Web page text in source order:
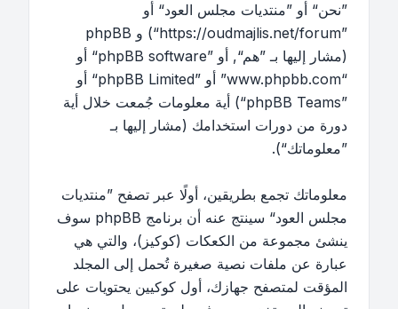
”نحن“ أو ”منتديات مجلس العود“ أو
”https://oudmajlis.net/forum“) و phpBB
(مشار إليها بـ ”هم“, أو ”phpBB software“ أو
“www.phpbb.com” أو ”phpBB Limited“ أو
”phpBB Teams“) أية معلومات جُمعت خلال أية
دورة من دورات استخدامك (مشار إليها بـ
”معلوماتك“).
معلوماتك تجمع بطريقين، أولًا عبر تصفح ”منتديات
مجلس العود“ سينتج عنه أن برنامج phpBB سوف
ينشئ مجموعة من الكعكات (كوكيز)، والتي هي
عبارة عن ملفات نصية صغيرة تُحمل إلى المجلد
المؤقت لمتصفح جهازك، أول كوكيين يحتويات على